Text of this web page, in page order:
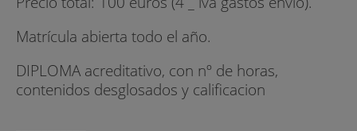
Matrícula abierta todo el año.
DIPLOMA acreditativo, con nº de horas,
contenidos desglosados y calificacion